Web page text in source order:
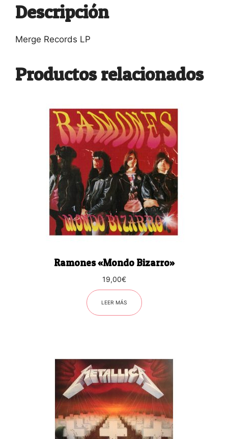
Descripción
Merge Records LP
Productos relacionados
Ramones «Mondo Bizarro»
19,00€
LEER MÁS